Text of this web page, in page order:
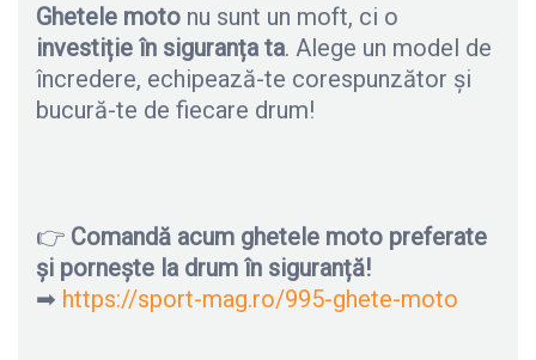
Ghetele moto nu sunt un moft, ci o
investiție în siguranța ta. Alege un model de
încredere, echipează-te corespunzător și
bucură-te de fiecare drum!
👉 Comandă acum ghetele moto preferate
și pornește la drum în siguranță!
➡ https://sport-mag.ro/995-ghete-moto